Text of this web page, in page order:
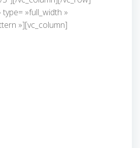
»full_width »
»][vc_column]